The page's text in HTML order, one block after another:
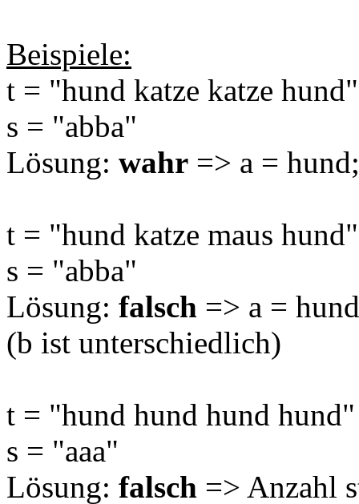
Beispiele:
t = "hund katze katze hund"
s = "abba"
Lösung: wahr => a =
t = "hund katze maus hund"
s = "abba"
Lösung: falsch => a =
(b ist unterschiedlich)
t = "hund hund hund hund"
s = "aaa"
Lösung: falsch => Anzahl